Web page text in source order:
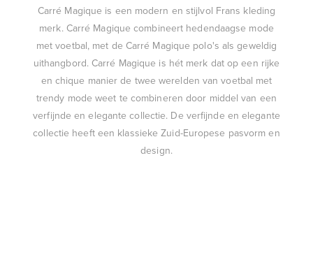
Carré Magique is een modern en stijlvol Frans kleding
merk. Carré Magique combineert hedendaagse mode
met voetbal, met de Carré Magique polo's als geweldig
uithangbord. Carré Magique is hét merk dat op een rijke
en chique manier de twee werelden van voetbal met
trendy mode weet te combineren door middel van een
verfijnde en elegante collectie. De verfijnde en elegante
collectie heeft een klassieke Zuid-Europese pasvorm en
design.